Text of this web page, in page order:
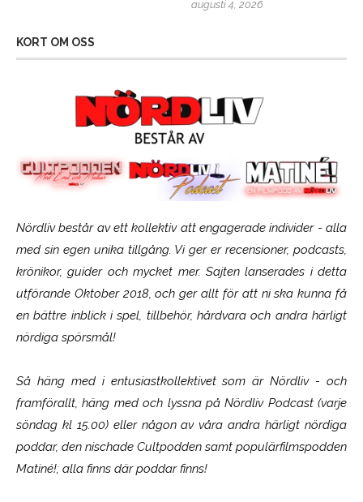
augusti 4, 2026
KORT OM OSS
Nördliv består av ett kollektiv att engagerade individer - alla
med sin egen unika tillgång. Vi ger er recensioner, podcasts,
krönikor, guider och mycket mer. Sajten lanserades i detta
utförande Oktober 2018, och ger allt för att ni ska kunna få
en bättre inblick i spel, tillbehör, hårdvara och andra härligt
nördiga spörsmål!
Så häng med i entusiastkollektivet som ärNördliv- och
framförallt, häng med och lyssna på Nördliv Podcast (varje
söndag kl 15.00) eller någon av våra andra härligt nördiga
poddar, den nischade Cultpodden samt populärfilmspodden
Matiné!; alla finns där poddar finns!